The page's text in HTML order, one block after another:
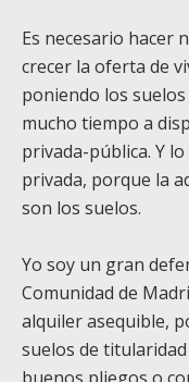
Es necesario hacer
crecer la oferta de
poniendo los
mucho tiempo a
privada-pública. Y
privada, porque la
son los suelos.
Yo soy un gran
Comunidad de
alquiler asequible,
suelos de